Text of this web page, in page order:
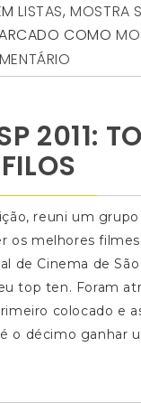
LISTAS,MOSTRA
COMO
2011:
reuni um
os melhores
de Cinema de São
top ten. Foram
colocado e
o décimo ganhar